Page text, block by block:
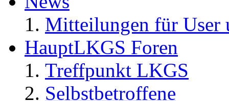
Mitteilungen für User
HauptLKGS Foren
Treffpunkt LKGS
Selbstbetroffene